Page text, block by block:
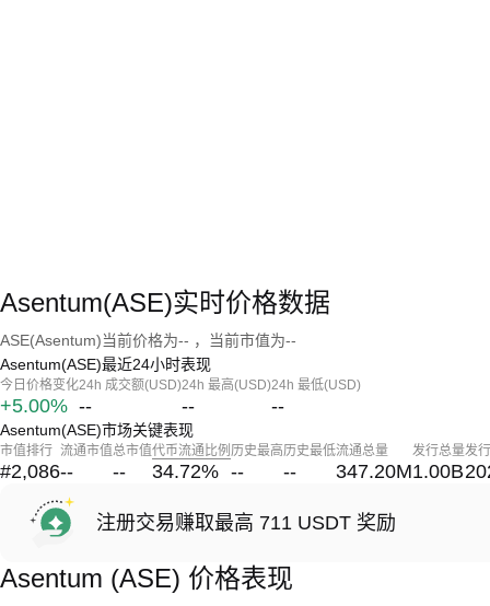
Asentum(ASE)实时价格数据
ASE(Asentum)当前价格为-- ，当前市值为--
Asentum(ASE)最近24小时表现
今日价格变化
+5.00%
24h 成交额(USD)
--
24h 最高(USD)
--
24h 最低(USD)
--
Asentum(ASE)市场关键表现
市值排行
#2,086
流通市值
--
总市值
--
代币流通比例
34.72%
历史最高
--
历史最低
--
流通总量
347.20M
发行总量
1.00B
发
注册交易赚取最高 711 USDT 奖励
Asentum (ASE) 价格表现